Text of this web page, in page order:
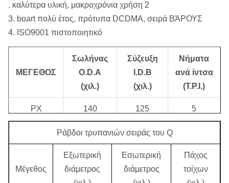
. καλύτερα υλική, μακροχρόνια χρήση 2
3. boart πολύ έτος, πρότυπα DCDMA, σειρά ΒΆΡΟΥΣ
4. ISO9001 πιστοποιητικό
ΜΕΓΕΘΟΣ
Σωλήνας
O.D.A
(χιλ.)
Σύζευξη
I.D.B
(χιλ.)
Νήματα
ανά ίντσα
(T.P.I.)
PX 140 125 5
114.5 100.1
89 76.4 8
73.1 60.4 8
Ράβδοι τρυπανιών σειράς του Q
Μέγεθος
Εξωτερική
διάμετρος
Εσωτερική
διάμετρος
Πάχος
τοίχων